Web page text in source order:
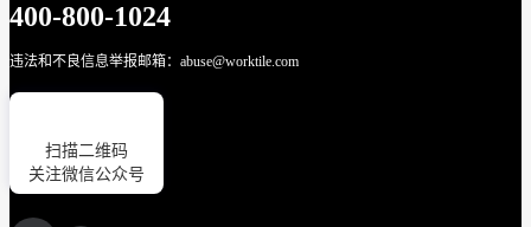
400-800-1024
违法和不良信息举报邮箱：abuse@worktile.com
扫描二维码
关注微信公众号